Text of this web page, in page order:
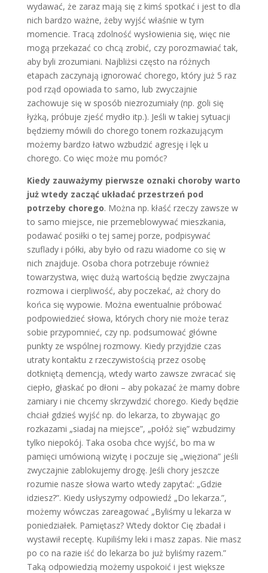
wydawać, że zaraz mają się z kimś spotkać i jest to dla
nich bardzo ważne, żeby wyjść właśnie w tym
momencie. Tracą zdolność wysłowienia się, więc nie
mogą przekazać co chcą zrobić, czy porozmawiać tak,
aby byli zrozumiani. Najbliżsi często na różnych
etapach zaczynają ignorować chorego, który już 5 raz
pod rząd opowiada to samo, lub zwyczajnie
zachowuje się w sposób niezrozumiały (np. goli się
łyżką, próbuje zjeść mydło itp.). Jeśli w takiej sytuacji
będziemy mówili do chorego tonem rozkazującym
możemy bardzo łatwo wzbudzić agresję i lęk u
chorego. Co więc może mu pomóc?
Kiedy zauważymy pierwsze oznaki choroby warto
już wtedy zacząć układać przestrzeń pod
potrzeby chorego. Można np. kłaść rzeczy zawsze w
to samo miejsce, nie przemeblowywać mieszkania,
podawać posiłki o tej samej porze, podpisywać
szuflady i półki, aby było od razu wiadome co się w
nich znajduje. Osoba chora potrzebuje również
towarzystwa, więc dużą wartością będzie zwyczajna
rozmowa i cierpliwość, aby poczekać, aż chory do
końca się wypowie. Można ewentualnie próbować
podpowiedzieć słowa, których chory nie może teraz
sobie przypomnieć, czy np. podsumować główne
punkty ze wspólnej rozmowy. Kiedy przyjdzie czas
utraty kontaktu z rzeczywistością przez osobę
dotkniętą demencją, wtedy warto zawsze zwracać się
ciepło, głaskać po dłoni – aby pokazać że mamy dobre
zamiary i nie chcemy skrzywdzić chorego. Kiedy będzie
chciał gdzieś wyjść np. do lekarza, to zbywając go
rozkazami „siadaj na miejsce”, „połóż się” wzbudzimy
tylko niepokój. Taka osoba chce wyjść, bo ma w
pamięci umówioną wizytę i poczuje się „więziona” jeśli
zwyczajnie zablokujemy drogę. Jeśli chory jeszcze
rozumie nasze słowa warto wtedy zapytać: „Gdzie
idziesz?”. Kiedy usłyszymy odpowiedź „Do lekarza.”,
możemy wówczas zareagować „Byliśmy u lekarza w
poniedziałek. Pamiętasz? Wtedy doktor Cię zbadał i
wystawił receptę. Kupiliśmy leki i masz zapas. Nie masz
po co na razie iść do lekarza bo już byliśmy razem.”
Taką odpowiedzią możemy uspokoić i jest większe